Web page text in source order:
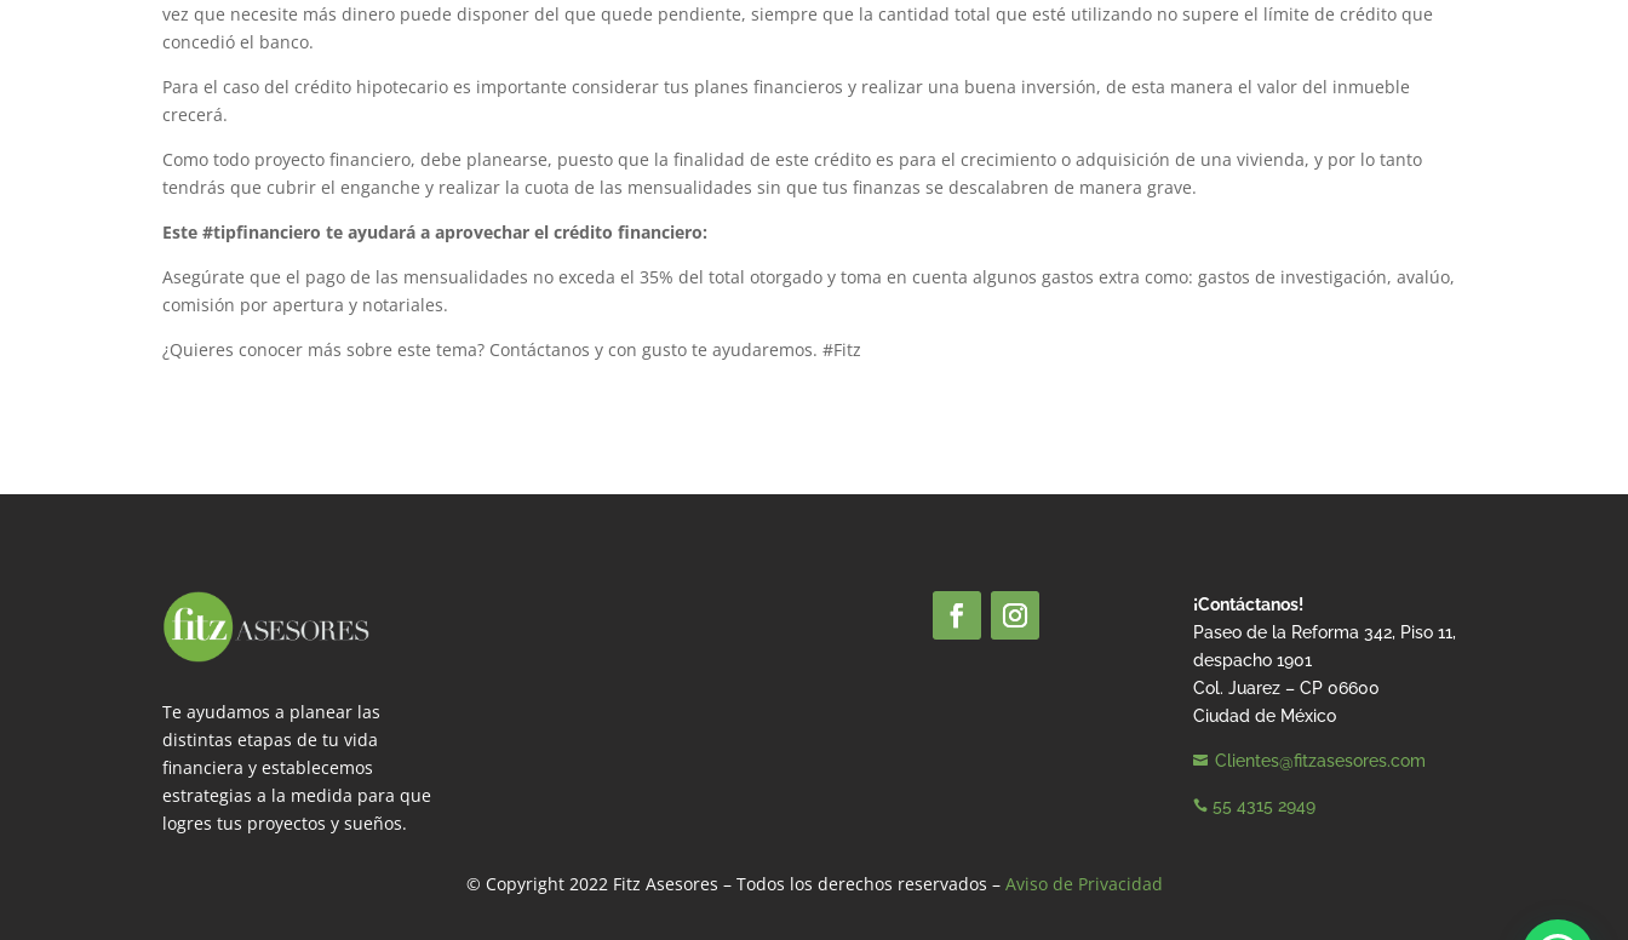
vez que necesite más dinero puede disponer del que quede pendiente, siempre que la cantidad total que esté utilizando no supere el límite de crédito que
concedió el banco.
Para el caso del crédito hipotecario es importante considerar tus planes financieros y realizar una buena inversión, de esta manera el valor del inmueble
crecerá.
Como todo proyecto financiero, debe planearse, puesto que la finalidad de este crédito es para el crecimiento o adquisición de una vivienda, y por lo tanto
tendrás que cubrir el enganche y realizar la cuota de las mensualidades sin que tus finanzas se descalabren de manera grave.
Este #tipfinanciero te ayudará a aprovechar el crédito financiero:
Asegúrate que el pago de las mensualidades no exceda el 35% del total otorgado y toma en cuenta algunos gastos extra como: gastos de investigación, avalúo,
comisión por apertura y notariales.
¿Quieres conocer más sobre este tema? Contáctanos y con gusto te ayudaremos. #Fitz
Te ayudamos a planear las
distintas etapas de tu vida
financiera y establecemos
estrategias a la medida para que
logres tus proyectos y sueños.
¡Contáctanos!
Paseo de la Reforma 342, Piso 11,
despacho 1901
Col. Juarez – CP 06600
Ciudad de México
Clientes@fitzasesores.com
 55 4315 2949
© Copyright 2022 Fitz Asesores – Todos los derechos reservados – Aviso de Privacidad